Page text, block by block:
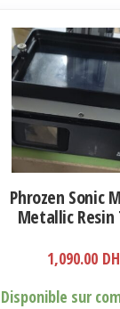
Phrozen Sonic
Metallic Resin
1,090.00 DH
Disponible sur